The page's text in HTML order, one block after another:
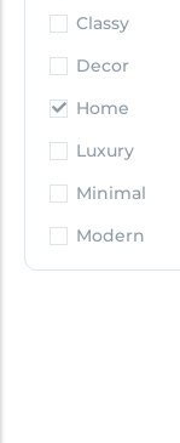
Classy
Decor
Home
Luxury
Minimal
Modern